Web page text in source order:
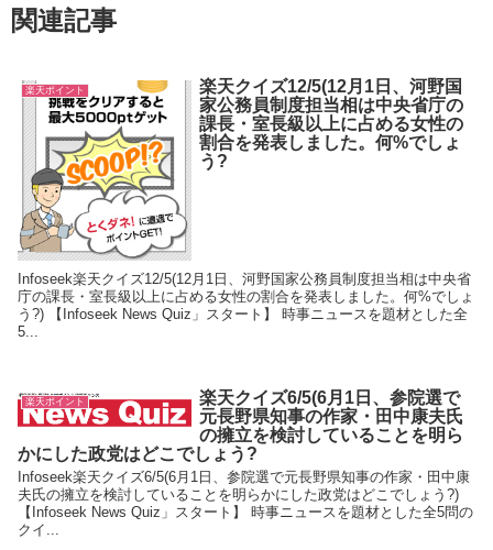
関連記事
楽天ポイント
楽天クイズ12/5(12月1日、河野国
家公務員制度担当相は中央省庁の
課長・室長級以上に占める女性の
割合を発表しました。何%でしょ
う?
Infoseek楽天クイズ12/5(12月1日、河野国家公務員制度担当相は中央省
庁の課長・室長級以上に占める女性の割合を発表しました。何%でしょ
う?) 【Infoseek News Quiz」スタート】 時事ニュースを題材とした全
5...
楽天ポイント
楽天クイズ6/5(6月1日、参院選で
元長野県知事の作家・田中康夫氏
の擁立を検討していることを明ら
かにした政党はどこでしょう?
Infoseek楽天クイズ6/5(6月1日、参院選で元長野県知事の作家・田中康
夫氏の擁立を検討していることを明らかにした政党はどこでしょう?)
【Infoseek News Quiz」スタート】 時事ニュースを題材とした全5問の
クイ...